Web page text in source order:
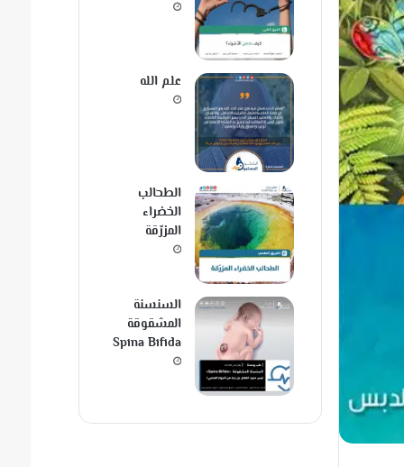
علم الله
الطحالب
الخضراء
المزرّقة
السنسنة
المشقوقة
Spina Bifida